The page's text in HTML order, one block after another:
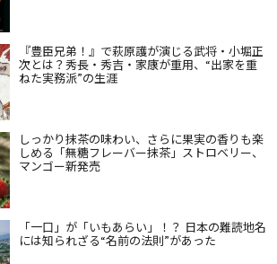
『豊臣兄弟！』で萩原護が演じる武将・小堀正
次とは？秀長・秀吉・家康が重用、“出家を重
ねた実務派”の生涯
しっかり抹茶の味わい、さらに果実の香りも楽
しめる「無糖フレーバー抹茶」ストロベリー、
マンゴー新発売
「一口」が「いもあらい」！？ 日本の難読地名
には知られざる“名前の法則”があった